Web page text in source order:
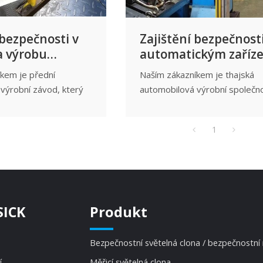
vysokofrekvenčního záření
v
výrobu
– chytrá
je přední
závod, který
Zajištění
automatickým
Bezpečnostní
závěsy
Naším zákazníkem je thajská
automobilová výrobní
automobilových komponentů.
1
Produkt
Bezpečnostní světelná clona / bezpečnostní